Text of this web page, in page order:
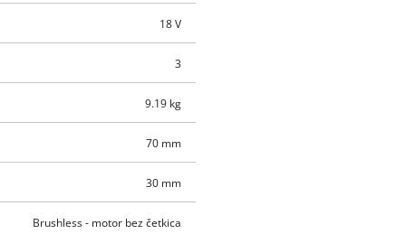
18 V
3
9.19 kg
70 mm
30 mm
Brushless - motor bez četkica